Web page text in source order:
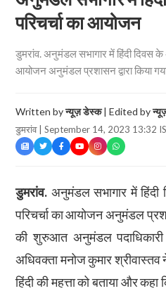
परिचर्चा का आयोजन
डुमरांव. अनुमंडल सभागार में हिंदी दिवस के
आयोजन अनुमंडल प्रशासन द्वारा किया
Written byन्यूज़ डेस्क| Edited by
डुमरांव | September 14, 2023 13:32
डुमरांव. अनुमंडल सभागार में
परिचर्चा का आयोजन अनुमंडल
की शुरुआत अनुमंडल
अधिवक्ता मनोज कुमार
हिंदी की महत्ता को बताया और